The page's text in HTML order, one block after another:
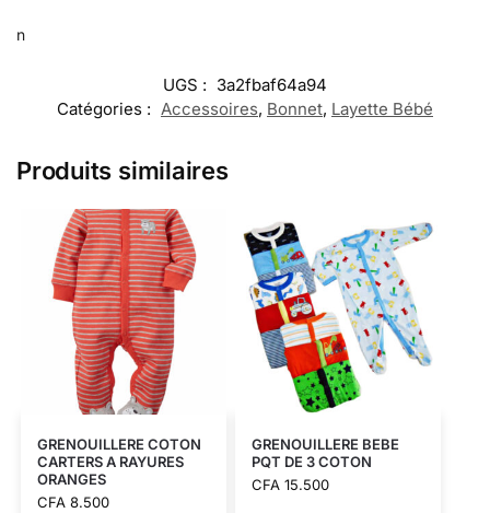
n
UGS : 3a2fbaf64a94
Catégories : Accessoires, Bonnet, Layette Bébé
Produits similaires
GRENOUILLERE COTON
CARTERS A RAYURES
ORANGES
CFA8.500
GRENOUILLERE BEBE
PQT DE 3 COTON
CFA15.500